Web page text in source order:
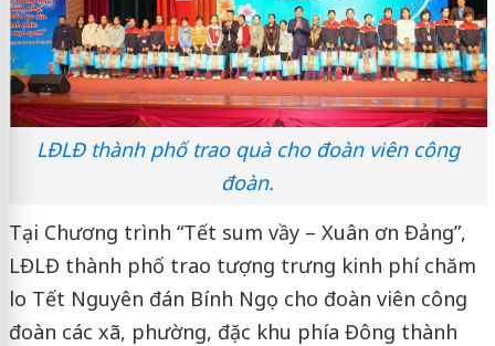
LĐLĐ thành phố trao quà cho đoàn viên công
đoàn.
Tại Chương trình “Tết sum vầy – Xuân ơn Đảng”,
LĐLĐ thành phố trao tượng trưng kinh phí chăm
lo Tết Nguyên đán Bính Ngọ cho đoàn viên công
đoàn các xã, phường, đặc khu phía Đông thành